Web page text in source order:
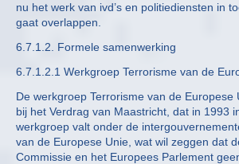
nu het werk van ivd’s en politiediensten in
gaat overlappen.
6.7.1.2. Formele samenwerking
6.7.1.2.1 Werkgroep Terrorisme van de
De werkgroep Terrorisme van de Europese
bij het Verdrag van Maastricht, dat in 1993
werkgroep valt onder de
van de Europese Unie, wat wil zeggen dat
Commissie en het Europees Parlement